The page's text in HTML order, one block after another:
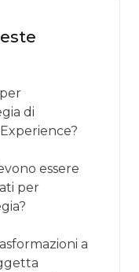
di
essere
per
a